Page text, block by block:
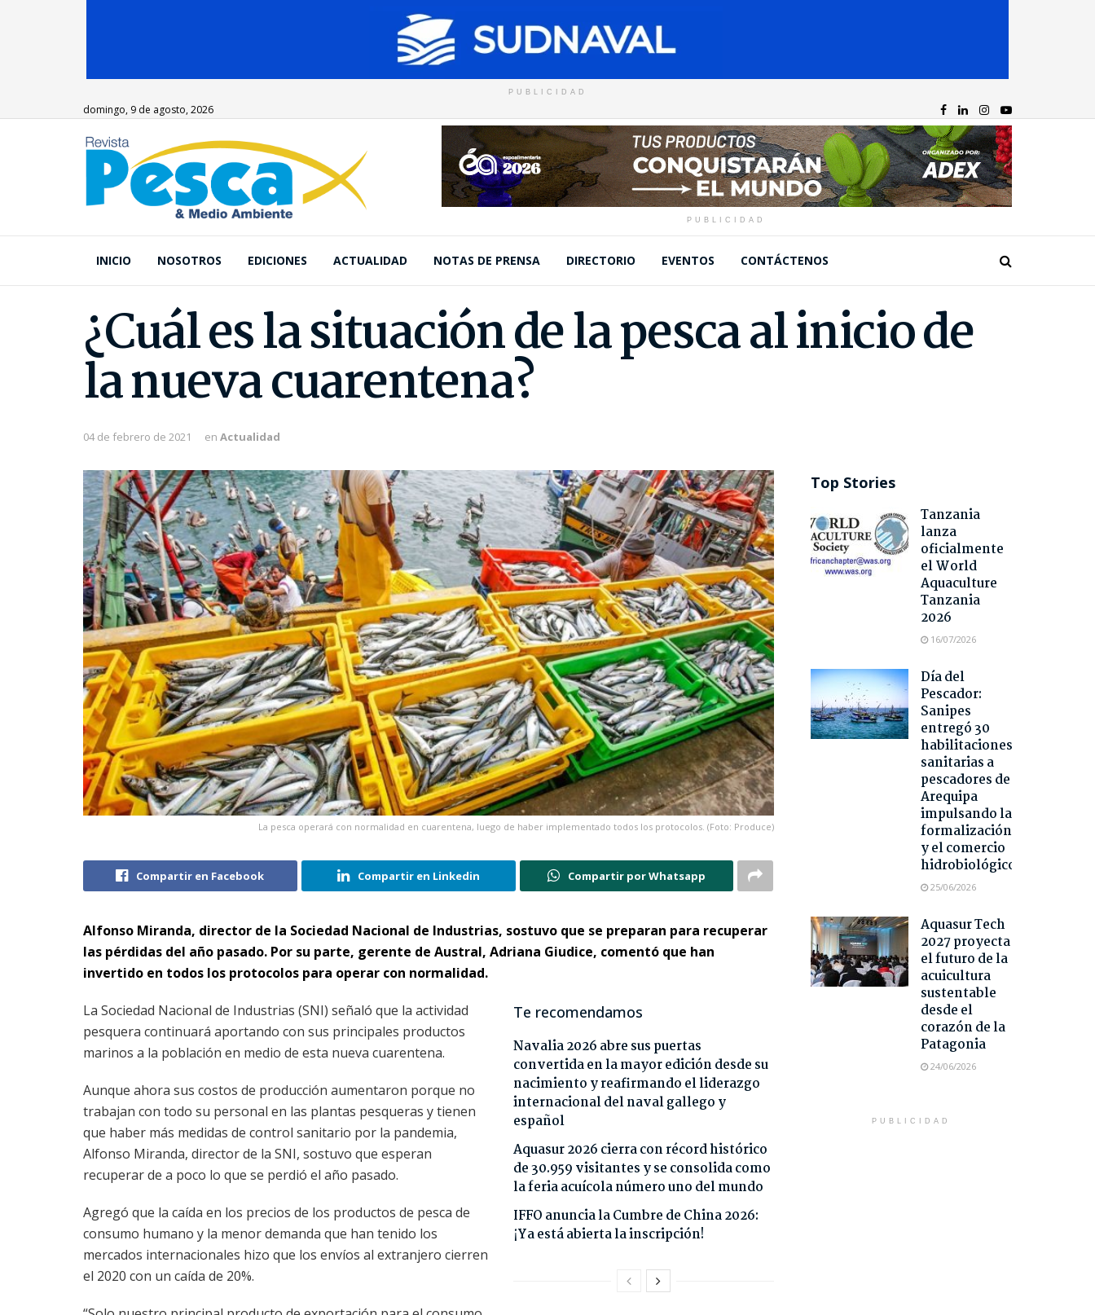
PUBLICIDAD
domingo, 9 de agosto, 2026
PUBLICIDAD
INICIO NOSOTROS EDICIONES ACTUALIDAD NOTAS DE PRENSA DIRECTORIO EVENTOS CONTÁCTENOS
¿Cuál es la situación de la pesca al inicio de
la nueva cuarentena?
04 de febrero de 2021 en Actualidad
La pesca operará con normalidad en cuarentena, luego de haber implementado todos los protocolos. (Foto: Produce)
Compartir en Facebook Compartir en Linkedin Compartir por Whatsapp
Alfonso Miranda, director de la Sociedad Nacional de Industrias, sostuvo que se preparan para recuperar
las pérdidas del año pasado. Por su parte, gerente de Austral, Adriana Giudice, comentó que han
invertido en todos los protocolos para operar con normalidad.
Te recomendamos
Navalia 2026 abre sus puertas
convertida en la mayor edición desde su
nacimiento y reafirmando el liderazgo
internacional del naval gallego y
español
Aquasur 2026 cierra con récord histórico
de 30.959 visitantes y se consolida como
la feria acuícola número uno del mundo
IFFO anuncia la Cumbre de China 2026:
¡Ya está abierta la inscripción!
La Sociedad Nacional de Industrias (SNI) señaló que la actividad
pesquera continuará aportando con sus principales productos
marinos a la población en medio de esta nueva cuarentena.
Aunque ahora sus costos de producción aumentaron porque no
trabajan con todo su personal en las plantas pesqueras y tienen
que haber más medidas de control sanitario por la pandemia,
Alfonso Miranda, director de la SNI, sostuvo que esperan
recuperar de a poco lo que se perdió el año pasado.
Agregó que la caída en los precios de los productos de pesca de
consumo humano y la menor demanda que han tenido los
mercados internacionales hizo que los envíos al extranjero cierren
el 2020 con un caída de 20%.
Top Stories
Tanzania
lanza
oficialmente
el World
Aquaculture
Tanzania
2026
16/07/2026
Día del
Pescador:
Sanipes
entregó 30
habilitaciones
sanitarias a
pescadores de
Arequipa
impulsando la
formalización
y el comercio
hidrobiológico
25/06/2026
Aquasur Tech
2027 proyecta
el futuro de la
acuicultura
sustentable
desde el
corazón de la
Patagonia
24/06/2026
PUBLICIDAD